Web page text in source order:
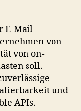
E-Mail
von
von on-
soll.
und
APIs.